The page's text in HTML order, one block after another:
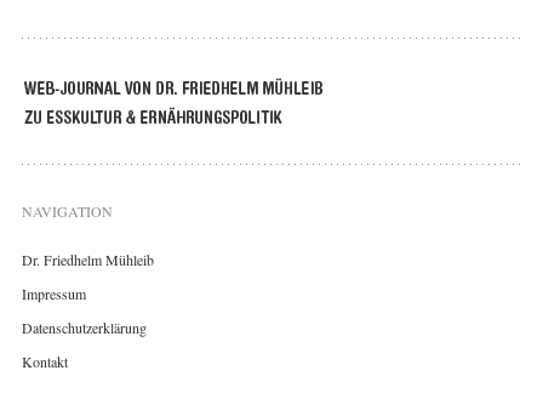
NAVIGATION
Dr. Friedhelm Mühleib
Impressum
Datenschutzerklärung
Kontakt